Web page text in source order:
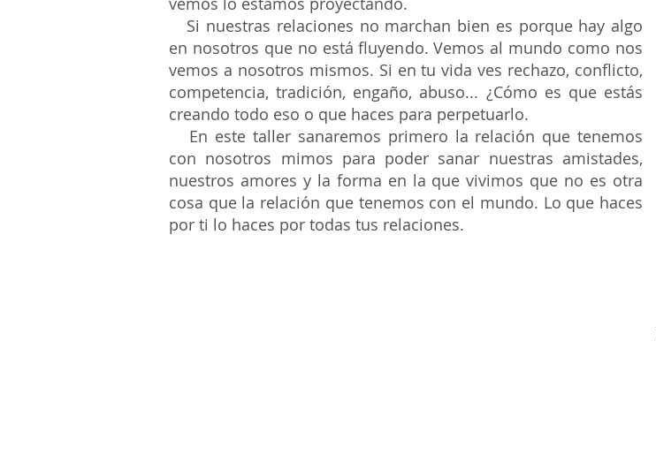
Si nuestras relaciones no marchan bien es porque hay algo
en nosotros que no está fluyendo. Vemos al mundo como nos
vemos a nosotros mismos. Si en tu vida ves rechazo, conflicto,
competencia, tradición, engaño, abuso... ¿Cómo es que estás
creando todo eso o que haces para perpetuarlo.
En este taller sanaremos primero la relación que tenemos
con nosotros mimos para poder sanar nuestras amistades,
nuestros amores y la forma en la que vivimos que no es otra
cosa que la relación que tenemos con el mundo. Lo que haces
por ti lo haces por todas tus relaciones.